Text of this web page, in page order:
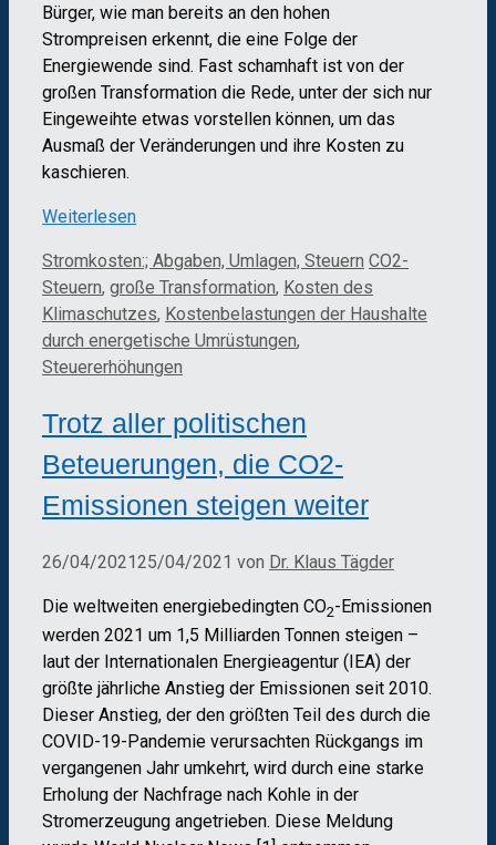
Bürger, wie man bereits an den hohen
Strompreisen erkennt, die eine Folge der
Energiewende sind. Fast schamhaft ist von der
großen Transformation die Rede, unter der sich nur
Eingeweihte etwas vorstellen können, um das
Ausmaß der Veränderungen und ihre Kosten zu
kaschieren.
Weiterlesen
Kategorien
Stromkosten:; Abgaben, Umlagen, Steuern Schlagwörter
CO2-
Steuern, große Transformation, Kosten des
Klimaschutzes, Kostenbelastungen der Haushalte
durch energetische Umrüstungen,
Steuererhöhungen
Trotz aller politischen
Beteuerungen, die CO2-
Emissionen steigen weiter
26/04/202125/04/2021 von Dr. Klaus Tägder
Die weltweiten energiebedingten CO2-Emissionen
werden 2021 um 1,5 Milliarden Tonnen steigen –
laut der Internationalen Energieagentur (IEA) der
größte jährliche Anstieg der Emissionen seit 2010.
Dieser Anstieg, der den größten Teil des durch die
COVID-19-Pandemie verursachten Rückgangs im
vergangenen Jahr umkehrt, wird durch eine starke
Erholung der Nachfrage nach Kohle in der
Stromerzeugung angetrieben. Diese Meldung